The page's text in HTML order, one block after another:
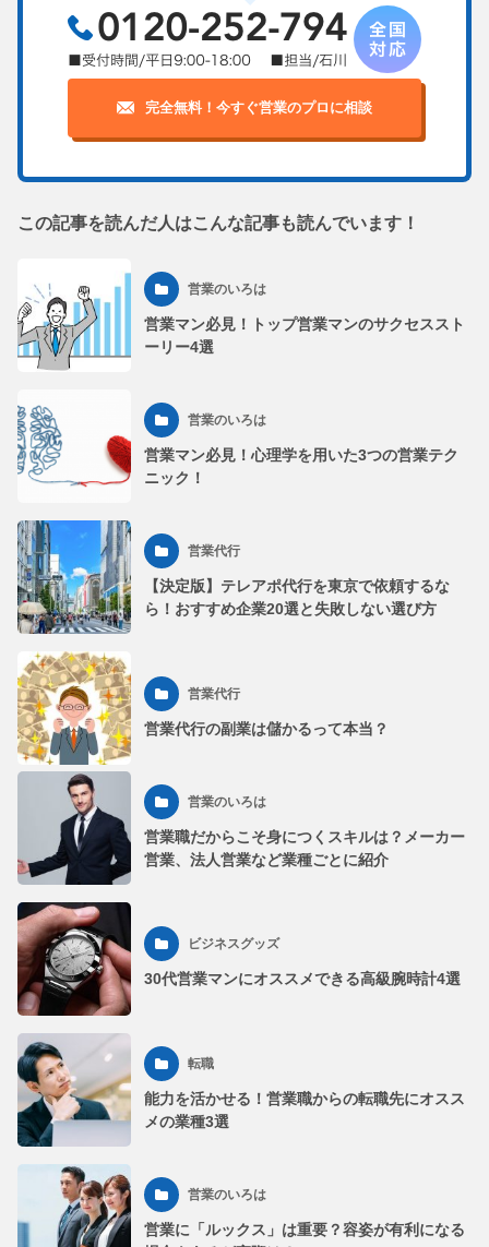
完全無料！今すぐ営業のプロに相談
この記事を読んだ人はこんな記事も読んでいます！
営業のいろは
営業マン必見！トップ営業マンのサクセススト
ーリー4選
営業のいろは
営業マン必見！心理学を用いた3つの営業テク
ニック！
営業代行
【決定版】テレアポ代行を東京で依頼するな
ら！おすすめ企業20選と失敗しない選び方
営業代行
営業代行の副業は儲かるって本当？
営業のいろは
営業職だからこそ身につくスキルは？メーカー
営業、法人営業など業種ごとに紹介
ビジネスグッズ
30代営業マンにオススメできる高級腕時計4選
転職
能力を活かせる！営業職からの転職先にオスス
メの業種3選
営業のいろは
営業に「ルックス」は重要？容姿が有利になる